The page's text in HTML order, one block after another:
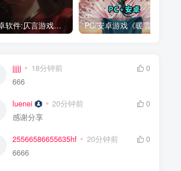
安卓软件:仄言游戏库4.0APP全新上架了！没有下的赶紧下载呀！
jjjjj 18分钟前
0
666
luenei 20分钟前
0
感谢分享
25566586655635hf 20分钟前
0
6666